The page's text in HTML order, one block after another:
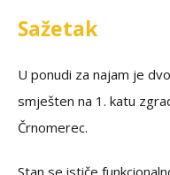
Sažetak
U ponudi za najam je
smješten na 1. katu
Črnomerec.